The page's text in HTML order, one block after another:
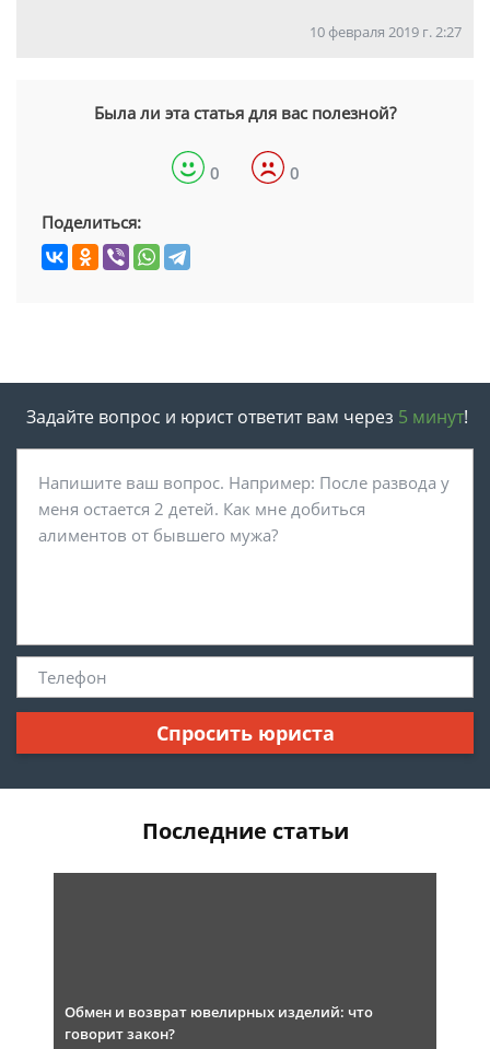
10 февраля 2019 г. 2:27
Была ли эта статья для вас полезной?
0 0
Поделиться:
Задайте вопрос и юрист ответит вам через 5 минут!
Спросить юриста
Последние статьи
Обмен и возврат ювелирных изделий: что
говорит закон?